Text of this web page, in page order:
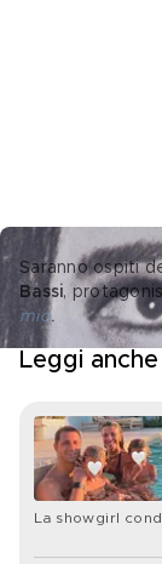
Saranno ospiti
Bassi,
mio.
Leggi anche
La showgirl